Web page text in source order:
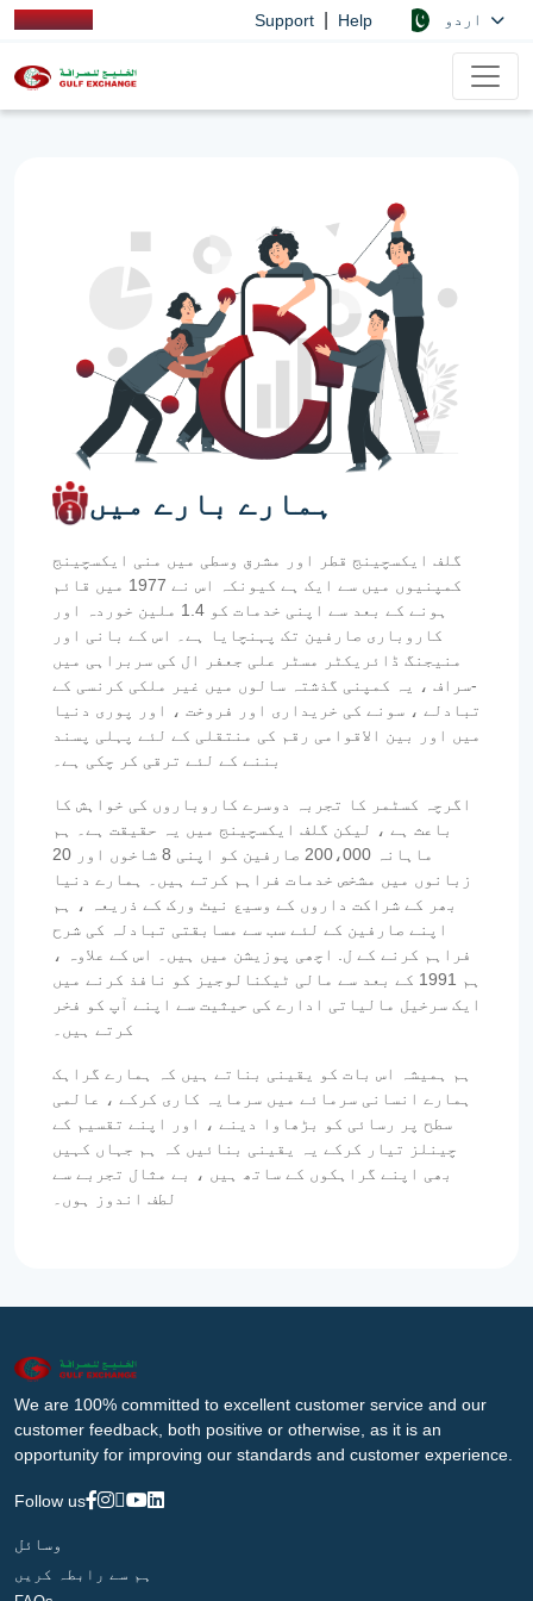
Support Help
ہمارے بارے میں
گلف ایکسچینج قطر اور مشرق وسطی میں منی ایکسچینج
کمپنیوں میں سے ایک ہے کیونکہ اس نے 1977 میں قائم
ہونے کے بعد سے اپنی خدمات کو 1.4 ملین خوردہ اور
کاروباری صارفین تک پہنچایا ہے۔ اس کے بانی اور
منیجنگ ڈائریکٹر مسٹر علی جعفر ال کی سربراہی میں
-سراف ، یہ کمپنی گذشتہ سالوں میں غیر ملکی کرنسی کے
تبادلے ، سونے کی خریداری اور فروخت ، اور پوری دنیا
میں اور بین الاقوامی رقم کی منتقلی کے لئے پہلی پسند
بننے کے لئے ترقی کر چکی ہے۔
اگرچہ کسٹمر کا تجربہ دوسرے کاروباروں کی خواہش کا
باعث ہے ، لیکن گلف ایکسچینج میں یہ حقیقت ہے۔ ہم
ماہانہ 200،000 صارفین کو اپنی 8 شاخوں اور 20
زبانوں میں مشخص خدمات فراہم کرتے ہیں۔ ہمارے دنیا
بھر کے شراکت داروں کے وسیع نیٹ ورک کے ذریعہ ، ہم
اپنے صارفین کے لئے سب سے مسابقتی تبادلہ کی شرح
فراہم کرنے کے ل. اچھی پوزیشن میں ہیں۔ اس کے علاوہ ،
ہم 1991 کے بعد سے مالی ٹیکنالوجیز کو نافذ کرنے میں
ایک سرخیل مالیاتی ادارے کی حیثیت سے اپنے آپ کو فخر
کرتے ہیں۔
ہم ہمیشہ اس بات کو یقینی بناتے ہیں کہ ہمارے گراہک
ہمارے انسانی سرمائے میں سرمایہ کاری کرکے ، عالمی
سطح پر رسائی کو بڑھاوا دینے ، اور اپنے تقسیم کے
چینلز تیار کرکے یہ یقینی بنائیں کہ ہم جہاں کہیں
بھی اپنے گراہکوں کے ساتھ ہیں ، بے مثال تجربے سے
لطف اندوز ہوں۔
We are 100% committed to excellent customer service and our
customer feedback, both positive or otherwise, as it is an
opportunity for improving our standards and customer experience.
Follow us
وسائل
ہم سے رابطہ کریں